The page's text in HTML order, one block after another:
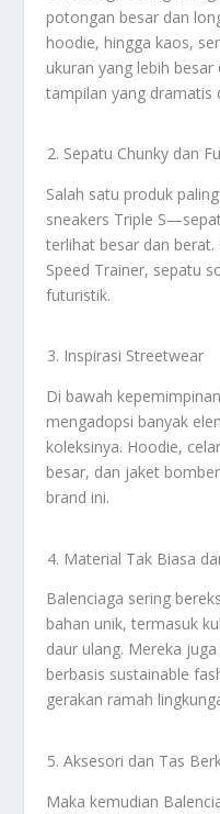
potongan besar dan
hoodie, hingga kaos,
ukuran yang lebih
tampilan yang dramatis
Sepatu Chunky dan
Salah satu produk
sneakers Triple
terlihat besar dan
Speed Trainer, sepatu
futuristik.
Inspirasi Streetwear
Di bawah
mengadopsi banyak
koleksinya. Hoodie,
besar, dan jaket
brand ini.
Material Tak Biasa
Balenciaga sering
bahan unik, termasuk
daur ulang. Mereka
berbasis sustainable
gerakan ramah
Aksesori dan Tas
Maka kemudian